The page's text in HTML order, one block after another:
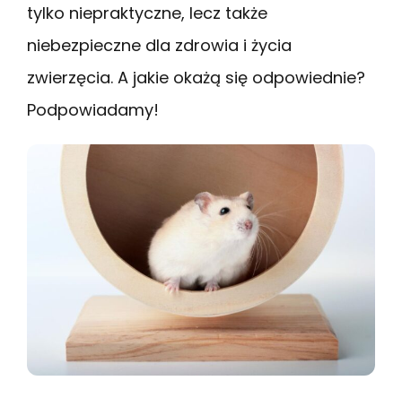
tylko niepraktyczne, lecz także
niebezpieczne dla zdrowia i życia
zwierzęcia. A jakie okażą się odpowiednie?
Podpowiadamy!